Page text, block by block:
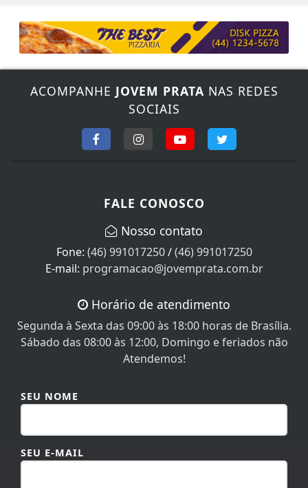
ACOMPANHE JOVEM PRATA NAS REDES
SOCIAIS
FALE CONOSCO
Nosso contato
Fone: (46) 991017250/(46) 991017250
E-mail: programacao@jovemprata.com.br
Horário de atendimento
Segunda à Sexta das 09:00 às 18:00 horas de Brasília.
Sábado das 08:00 às 12:00, Domingo e feriados não
Atendemos!
SEU NOME
SEU E-MAIL